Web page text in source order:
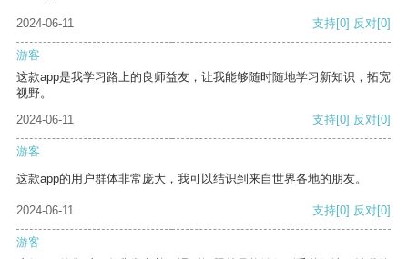
2024-06-11 支持[0] 反对[0]
游客
这款app是我学习路上的良师益友，让我能够随时随地学习新知识，拓宽
视野。
2024-06-11
支持[0] 反对[0]
游客
这款app的用户群体非常庞大，我可以结识到来自世界各地的朋友。
2024-06-11 支持[0] 反对[0]
游客